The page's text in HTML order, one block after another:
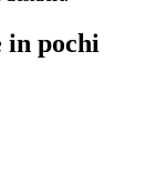
in pochi